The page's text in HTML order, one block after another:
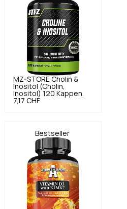
MZ-STORE Cholin &
Inositol (Cholin,
Inositol) 120 Kappen.
7,17 CHF
Bestseller